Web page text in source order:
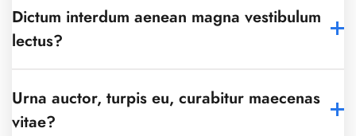
Dictum interdum aenean magna vestibulum
lectus?
Urna auctor, turpis eu, curabitur maecenas
vitae?